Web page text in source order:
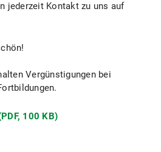
jederzeit Kontakt zu uns auf
Vergünstigungen bei
100 KB)